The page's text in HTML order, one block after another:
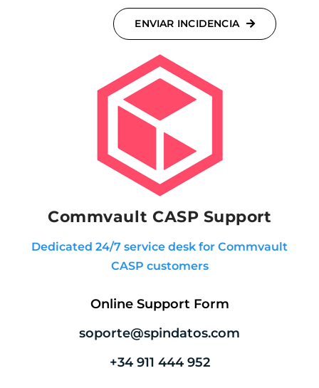
ENVIAR INCIDENCIA
Commvault CASP Support
Dedicated 24/7 service desk for Commvault
CASP customers
Online Support Form
soporte@spindatos.com
+34 911 444 952